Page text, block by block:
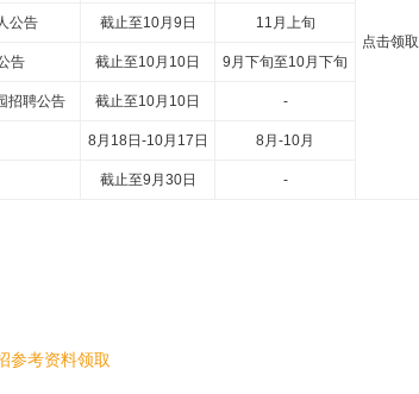
点击领取
公告 截止至10月9日 11月上旬
告 截止至10月10日 9月下旬至10月下旬
招聘公告 截止至10月10日 -
8月18日-10月17日 8月-10月
截止至9月30日 -
参考资料领取